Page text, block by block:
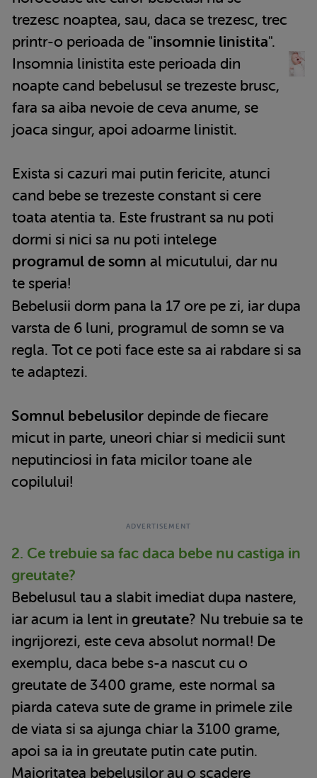
trezesc noaptea, sau, daca se trezesc, trec
printr-o perioada de "insomnie linistita".
Insomnia linistita este perioada din
noapte cand bebelusul se trezeste brusc,
fara sa aiba nevoie de ceva anume, se
joaca singur, apoi adoarme linistit.
Exista si cazuri mai putin fericite, atunci
cand bebe se trezeste constant si cere
toata atentia ta. Este frustrant sa nu poti
dormi si nici sa nu poti intelege
programul de somn al micutului, dar nu
te speria!
Bebelusii dorm pana la 17 ore pe zi, iar dupa
varsta de 6 luni, programul de somn se va
regla. Tot ce poti face este sa ai rabdare si sa
te adaptezi.
Somnul bebelusilor depinde de fiecare
micut in parte, uneori chiar si medicii sunt
neputinciosi in fata micilor toane ale
copilului!
2. Ce trebuie sa fac daca bebe nu castiga in
greutate?
Bebelusul tau a slabit imediat dupa nastere,
iar acum ia lent in greutate? Nu trebuie sa te
ingrijorezi, este ceva absolut normal! De
exemplu, daca bebe s-a nascut cu o
greutate de 3400 grame, este normal sa
piarda cateva sute de grame in primele zile
de viata si sa ajunga chiar la 3100 grame,
apoi sa ia in greutate putin cate putin.
Majoritatea bebelusilor au o scadere